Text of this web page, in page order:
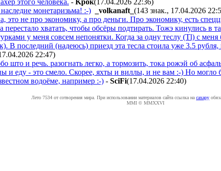
монетаризьма! :-)
_volkanaft_ (143 знак., 17.04.2026
это не про экономику, а про деньги. Про экономику, есть
перестало хватать, чтобы обсёры подтирать. Тожэ кинулись в
у меня совсем непонятки. Когда за одну теслу (Tl) с
В последний (надеюсь) приезд эта тесла стоила уже 3.5
22:47)
што и речь. разогнать легко, а тормозить, тока рожэй об
и еду - это смело. Скорее, яхты и виллы, и не вам :-) Но могло
водоёме, например :-) - SciFi(17.04.2026 22:40)
Лето 7534 от сотворения мира. При использовании материалов сайта ссылка на caxapу
MMI © MMXXVI